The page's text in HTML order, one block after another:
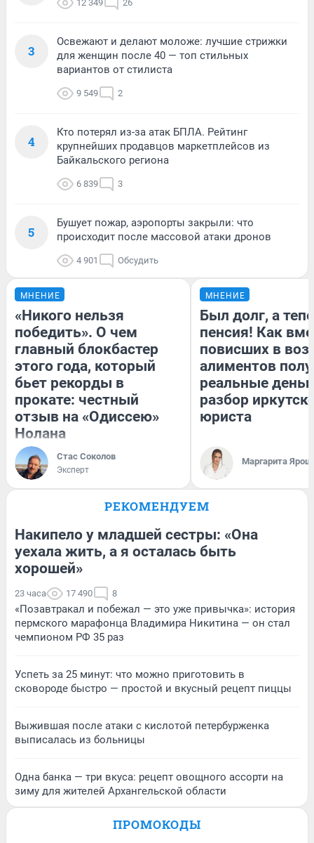
12 349 26
3
Освежают и делают моложе: лучшие стрижки
для женщин после 40 — топ стильных
вариантов от стилиста
9 549 2
4
Кто потерял из-за атак БПЛА. Рейтинг
крупнейших продавцов маркетплейсов из
Байкальского региона
6 839 3
5
Бушует пожар, аэропорты закрыли: что
происходит после массовой атаки дронов
4 901 Обсудить
МНЕНИЕ
«Никого нельзя
победить». О чем
главный блокбастер
этого года, который
бьет рекорды в
прокате: честный
отзыв на «Одиссею»
Нолана
Стас Соколов
Эксперт
МНЕНИЕ
Был долг, а
пенсия! Как
повисших в
алиментов
реальные
разбор
юриста
Маргарита
РЕКОМЕНДУЕМ
Накипело у младшей сестры: «Она
уехала жить, а я осталась быть
хорошей»
23 часа 17 490 8
«Позавтракал и побежал — это уже привычка»: история
пермского марафонца Владимира Никитина — он стал
чемпионом РФ 35 раз
Успеть за 25 минут: что можно приготовить в
сковороде быстро — простой и вкусный рецепт пиццы
Выжившая после атаки с кислотой петербурженка
выписалась из больницы
Одна банка — три вкуса: рецепт овощного ассорти на
зиму для жителей Архангельской области
ПРОМОКОДЫ